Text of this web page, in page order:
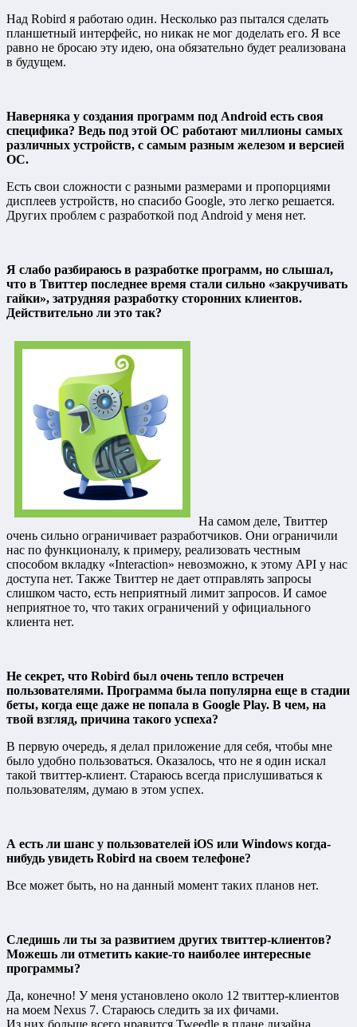
Над Robird я работаю один. Несколько раз пытался сделать
планшетный интерфейс, но никак не мог доделать его. Я все
равно не бросаю эту идею, она обязательно будет реализована
в будущем.
Наверняка у создания программ под Android есть своя
специфика? Ведь под этой ОС работают миллионы самых
различных устройств, с самым разным железом и версией
ОС.
Есть свои сложности с разными размерами и пропорциями
дисплеев устройств, но спасибо Google, это легко решается.
Других проблем с разработкой под Android у меня нет.
Я слабо разбираюсь в разработке программ, но слышал,
что в Твиттер последнее время стали сильно «закручивать
гайки», затрудняя разработку сторонних клиентов.
Действительно ли это так?
На самом деле, Твиттер
очень сильно ограничивает разработчиков. Они ограничили
нас по функционалу, к примеру, реализовать честным
способом вкладку «Interaction» невозможно, к этому API у нас
доступа нет. Также Твиттер не дает отправлять запросы
слишком часто, есть неприятный лимит запросов. И самое
неприятное то, что таких ограничений у официального
клиента нет.
Не секрет, что Robird был очень тепло встречен
пользователями. Программа была популярна еще в стадии
беты, когда еще даже не попала в Goоgle Play. В чем, на
твой взгляд, причина такого успеха?
В первую очередь, я делал приложение для себя, чтобы мне
было удобно пользоваться. Оказалось, что не я один искал
такой твиттер-клиент. Стараюсь всегда прислушиваться к
пользователям, думаю в этом успех.
А есть ли шанс у пользователей iOS или Windows когда-
нибудь увидеть Robird на своем телефоне?
Все может быть, но на данный момент таких планов нет.
Следишь ли ты за развитием других твиттер-клиентов?
Можешь ли отметить какие-то наиболее интересные
программы?
Да, конечно! У меня установлено около 12 твиттер-клиентов
на моем Nexus 7. Стараюсь следить за их фичами.